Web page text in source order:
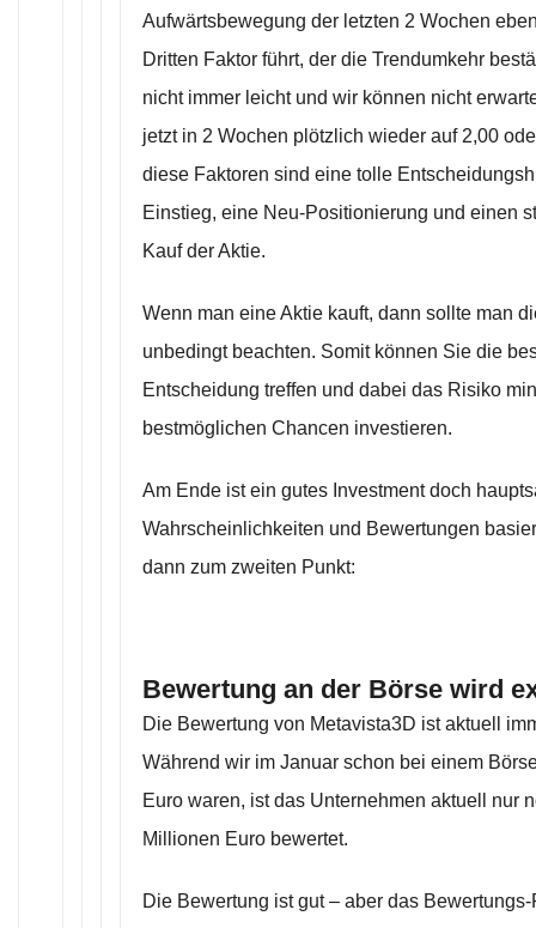
Aufwärtsbewegung der letzten 2 Wochen
Dritten Faktor führt, der die Trendumkehr
nicht immer leicht und wir können nicht
jetzt in 2 Wochen plötzlich wieder auf 2,00
diese Faktoren sind eine tolle
Einstieg, eine Neu-Positionierung und einen
Kauf der Aktie.
Wenn man eine Aktie kauft, dann sollte man
unbedingt beachten. Somit können Sie die
Entscheidung treffen und dabei das Risiko
bestmöglichen Chancen investieren.
Am Ende ist ein gutes Investment doch
Wahrscheinlichkeiten und Bewertungen
dann zum zweiten Punkt:
Bewertung an der Börse wird
Die Bewertung von Metavista3D ist aktuell
Während wir im Januar schon bei einem
Euro waren, ist das Unternehmen aktuell nur
Millionen Euro bewertet.
Die Bewertung ist gut – aber das